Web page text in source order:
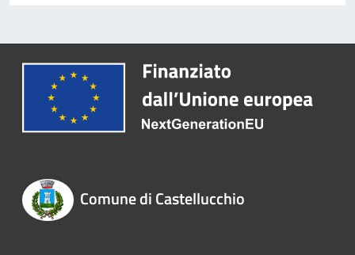
Comune di Castellucchio